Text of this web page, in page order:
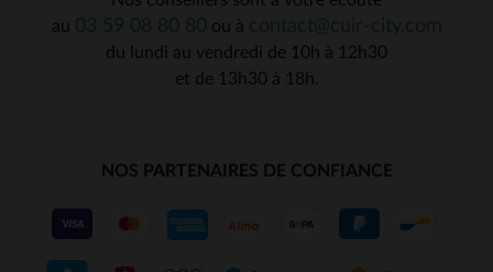
au
ou à
du lundi au vendredi de 10h à 12h30
et de 13h30 à 18h.
NOS PARTENAIRES DE CONFIANCE